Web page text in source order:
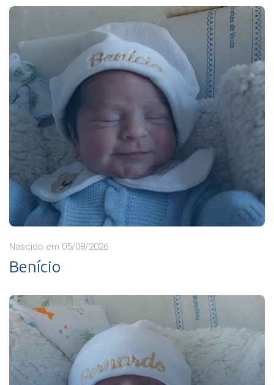
Nascido em 05/08/2026
Benício